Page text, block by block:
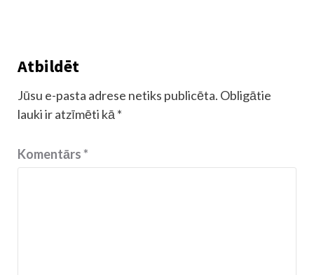
Atbildēt
Jūsu e-pasta adrese netiks publicēta. Obligātie
lauki ir atzīmēti kā *
Komentārs*